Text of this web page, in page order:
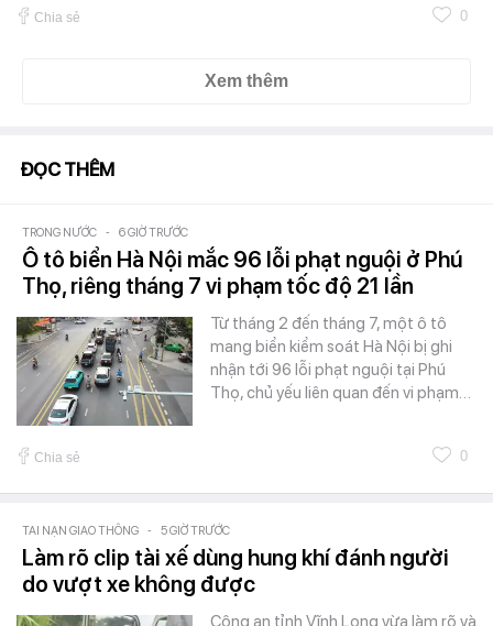
Chia sẻ 0
Xem thêm
ĐỌC THÊM
TRONG NƯỚC - 6 GIỜ TRƯỚC
Ô tô biển Hà Nội mắc 96 lỗi phạt nguội ở Phú
Thọ, riêng tháng 7 vi phạm tốc độ 21 lần
Từ tháng 2 đến tháng 7, một ô tô
mang biển kiểm soát Hà Nội bị ghi
nhận tới 96 lỗi phạt nguội tại Phú
Thọ, chủ yếu liên quan đến vi phạm…
Chia sẻ 0
TAI NẠN GIAO THÔNG - 5 GIỜ TRƯỚC
Làm rõ clip tài xế dùng hung khí đánh người
do vượt xe không được
Công an tỉnh Vĩnh Long vừa làm rõ và